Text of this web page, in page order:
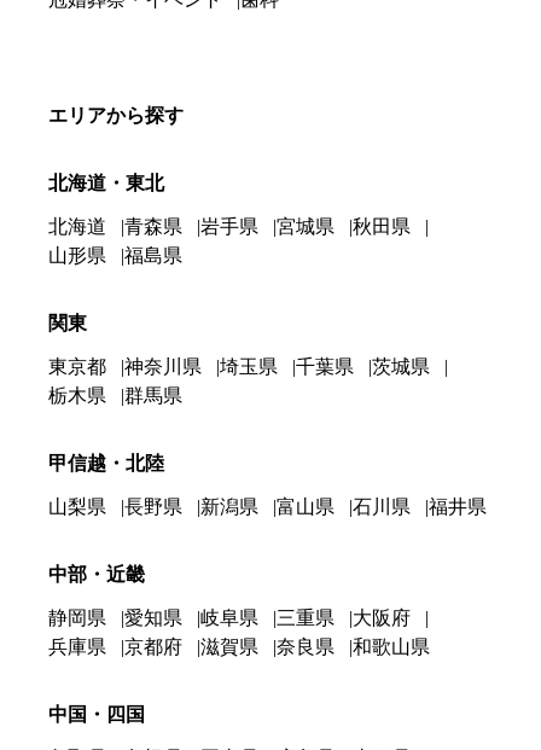
エリアから探す
北海道・東北
北海道 青森県 岩手県 宮城県
秋田県
山形県
福島県
関東
東京都 神奈川県 埼玉県 千葉県
茨城県
栃木県
群馬県
甲信越・北陸
山梨県 長野県 新潟県 富山県 石川県 福井県
中部・近畿
静岡県 愛知県 岐阜県 三重県
大阪府
兵庫県
京都府 滋賀県 奈良県 和歌山県
中国・四国